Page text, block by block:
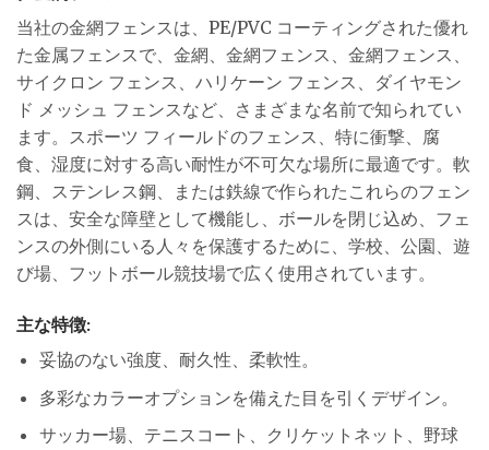
当社の金網フェンスは、PE/PVC コーティングされた優れ
た金属フェンスで、金網、金網フェンス、金網フェンス、
サイクロン フェンス、ハリケーン フェンス、ダイヤモン
ド メッシュ フェンスなど、さまざまな名前で知られてい
ます。スポーツ フィールドのフェンス、特に衝撃、腐
食、湿度に対する高い耐性が不可欠な場所に最適です。軟
鋼、ステンレス鋼、または鉄線で作られたこれらのフェン
スは、安全な障壁として機能し、ボールを閉じ込め、フェ
ンスの外側にいる人々を保護するために、学校、公園、遊
び場、フットボール競技場で広く使用されています。
主な特徴:
妥協のない強度、耐久性、柔軟性。
多彩なカラーオプションを備えた目を引くデザイン。
サッカー場、テニスコート、クリケットネット、野球